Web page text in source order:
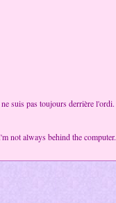
suis pas toujours derrière l'ordi.
not always behind the computer.